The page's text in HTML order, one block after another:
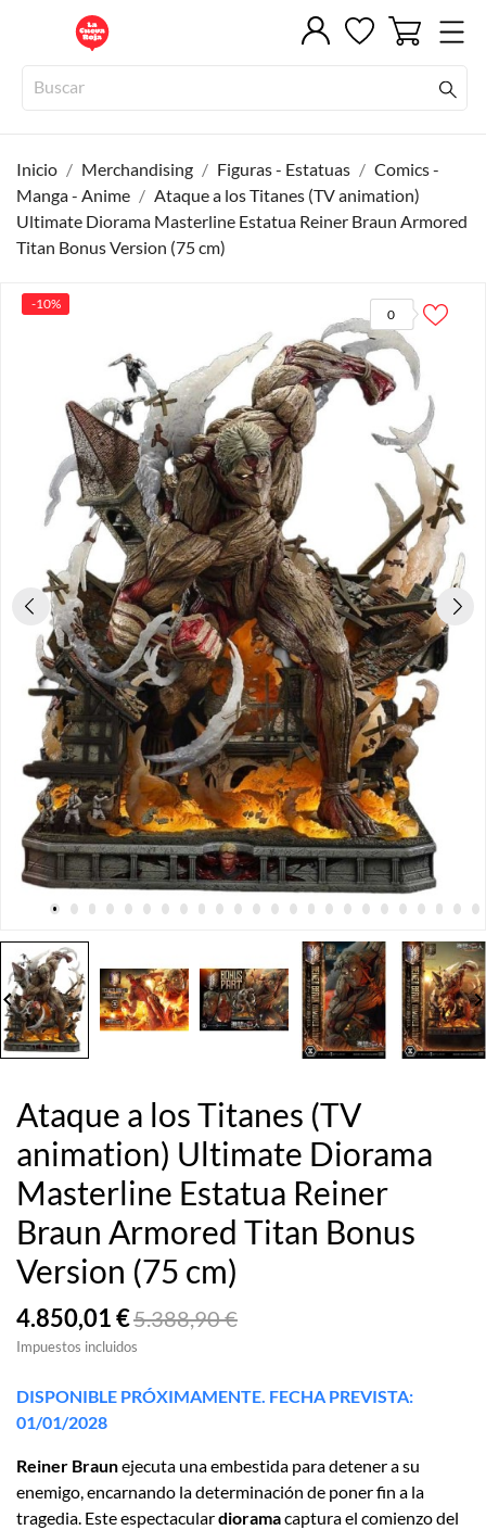
Inicio Merchandising Figuras - Estatuas
Comics -
Manga - Anime
Ataque a los Titanes (TV animation)
Ultimate Diorama Masterline Estatua Reiner Braun Armored
Titan Bonus Version (75 cm)
0
-10%
Ataque a los Titanes (TV
animation) Ultimate Diorama
Masterline Estatua Reiner
Braun Armored Titan Bonus
Version (75 cm)
4.850,01 €5.388,90 €
Impuestos incluidos
DISPONIBLE PRÓXIMAMENTE. FECHA PREVISTA:
01/01/2028
Reiner Braunejecuta una embestida para detener a su
enemigo, encarnando la determinación de poner fin a la
tragedia. Este espectaculardioramacaptura el comienzo del